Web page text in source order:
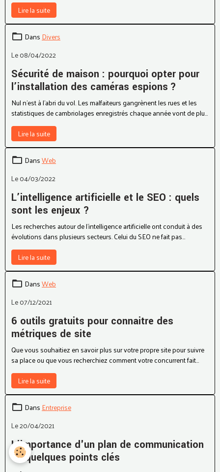
est très important de faire le point de temps en temps en organisant
des réunions avec vos collègues pour régler certaines
problématiques. Voici les clés pour maitriser l’organisation de
séances de réunions efficaces.
Lire la suite
Sécurité de maison : pourquoi opter pour
l’installation des caméras espions ?
Nul n’est à l’abri du vol. Les malfaiteurs gangrènent les rues et les
statistiques de cambriolages enregistrés chaque année vont de plus
en plus croissantes. Alors, pour ne pas être la prochaine victime,
nous vous conseillons d’installer impérativement des dispositifs de
sécurité. Les dispositifs les plus connus sont les caméras espions
installés dans les quatre coins de votre maison. Découvrez dans les
lignes qui suivent les réelles raisons pour lesquelles il est impératif
d’installer des caméras espions à la maison.
Lire la suite
L’intelligence artificielle et le SEO : quels
sont les enjeux ?
Les recherches autour de l’intelligence artificielle ont conduit à des
évolutions dans plusieurs secteurs. Celui du SEO ne fait pas
exception, puisque les résultats de l’introduction de l’IA pour
respecter les exigences des moteurs de recherche se sont révélés
assez fructueux. Quel est alors l’avenir commun du SEO et de
l’intelligence artificielle ?
Lire la suite
6 outils gratuits pour connaitre des
métriques de site
Que vous souhaitiez en savoir plus sur votre propre site pour suivre
sa place ou que vous recherchiez comment votre concurrent fait
pour être meilleur, voici quelques outils gratuits pour en savoir plus.
Beaucoup de site permettent cette recherche, mais c'est payant!
Voici une petite liste de sites gratuits.
Lire la suite
L'importance d'un plan de communication
en quelques points clés